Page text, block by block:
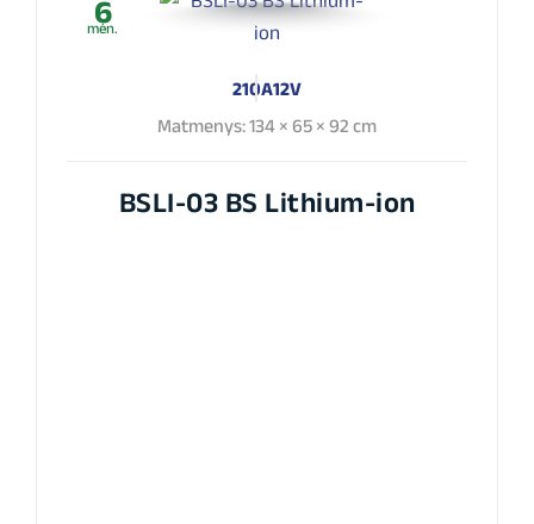
6
mėn.
210A12V
Matmenys: 134 × 65 × 92 cm
BSLI-03 BS Lithium-ion